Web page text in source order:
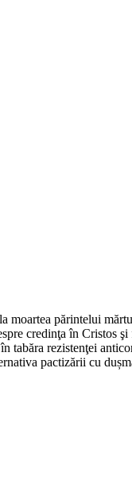
moartea părintelui
credinţa în
rezistenţei
pactizării cu